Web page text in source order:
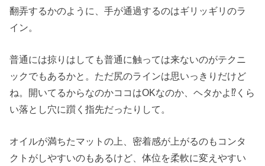
翻弄するかのように、手が通過するのはギリッギリのラ
イン。
普通には掠りはしても普通に触っては来ないのがテクニ
ックでもあるかと。ただ尻のラインは思いっきりだけど
ね。開いてるからなのかココはOKなのか、ヘタかよ⁉くら
い落とし穴に躓く指先だったりして。
オイルが満ちたマットの上、密着感が上がるのもコンタ
クトがしやすいのもあるけど、体位を柔軟に変えやすい